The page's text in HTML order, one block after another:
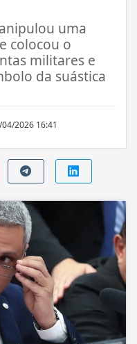
uma
colocou o
militares e
da suástica
2026 16:41